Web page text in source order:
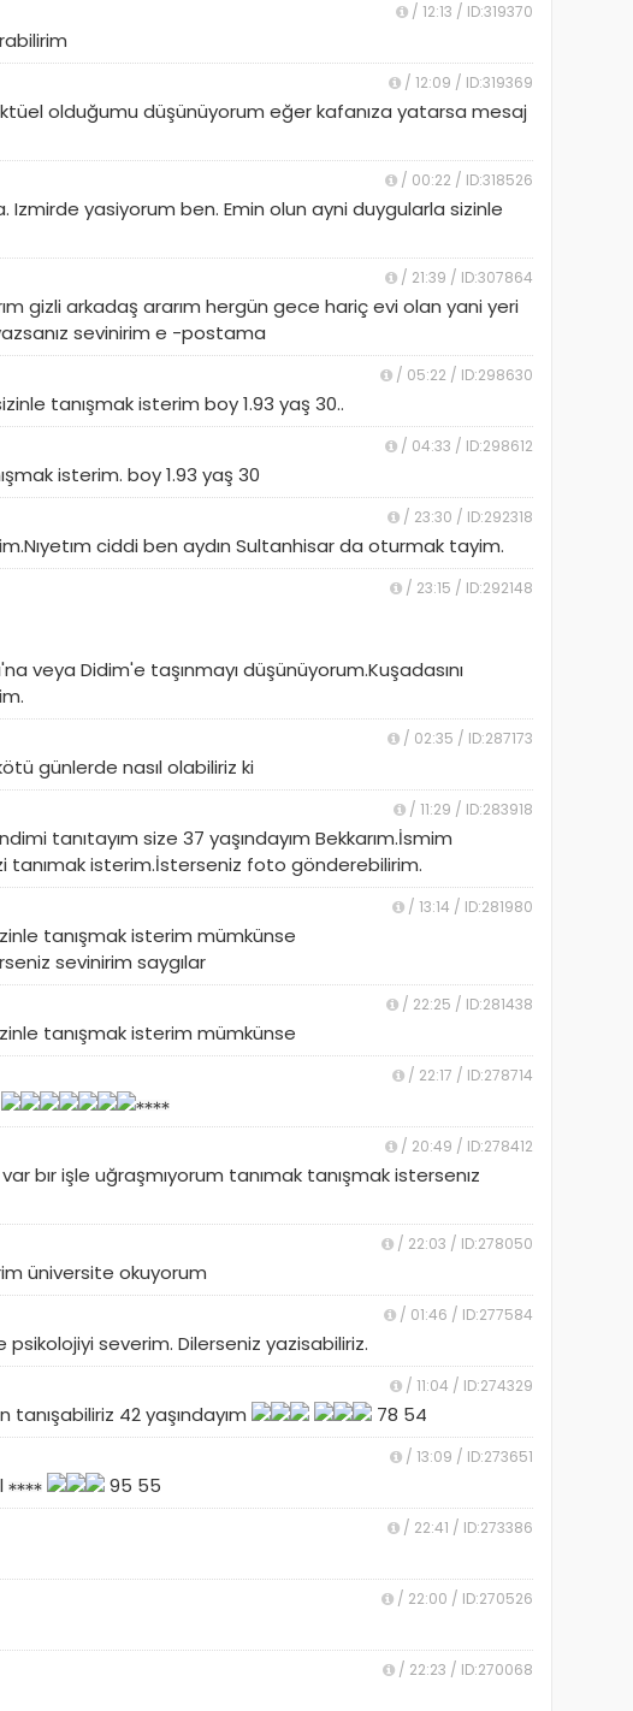
/ 12:13 / ID:319370
/ 12:09 / ID:319369
olduğumu düşünüyorum eğer kafanıza yatarsa mesaj
/ 00:22 / ID:318526
yasiyorum ben. Emin olun ayni duygularla sizinle
/ 21:39 / ID:307864
gizli arkadaş ararım hergün gece hariç evi olan yani yeri
sevinirim e -postama
/ 05:22 / ID:298630
tanışmak isterim boy 1.93 yaş 30..
/ 04:33 / ID:298612
isterim. boy 1.93 yaş 30
/ 23:30 / ID:292318
ciddi ben aydın Sultanhisar da oturmak tayim.
/ 23:15 / ID:292148
veya Didim'e taşınmayı düşünüyorum.Kuşadasını
/ 02:35 / ID:287173
günlerde nasıl olabiliriz ki
/ 11:29 / ID:283918
tanıtayım size 37 yaşındayım Bekkarım.İsmim
tanımak isterim.İsterseniz foto gönderebilirim.
/ 13:14 / ID:281980
tanışmak isterim mümkünse
sevinirim saygılar
/ 22:25 / ID:281438
tanışmak isterim mümkünse
/ 22:17 / ID:278714
/ 20:49 / ID:278412
bır işle uğraşmıyorum tanımak tanışmak istersenız
/ 22:03 / ID:278050
üniversite okuyorum
/ 01:46 / ID:277584
severim. Dilerseniz yazisabiliriz.
/ 11:04 / ID:274329
tanışabiliriz 42 yaşındayım
78 54
/ 13:09 / ID:273651
95 55
/ 22:41 / ID:273386
/ 22:00 / ID:270526
/ 22:23 / ID:270068